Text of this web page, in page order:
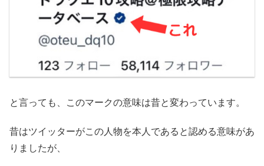
と言っても、このマークの意味は昔と変わっています。
昔はツイッターがこの人物を本人であると認める意味があ
りましたが、